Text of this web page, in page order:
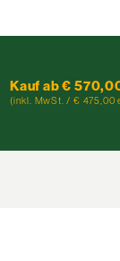
Kauf ab €
(inkl. MwSt. / € 475,00